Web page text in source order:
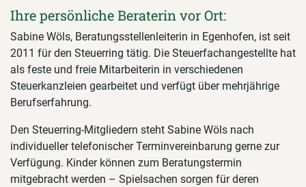
Ihre persönliche Beraterin vor Ort:
Sabine Wöls, Beratungsstellenleiterin in Egenhofen, ist seit
2011 für den Steuerring tätig. Die Steuerfachangestellte hat
als feste und freie Mitarbeiterin in verschiedenen
Steuerkanzleien gearbeitet und verfügt über mehrjährige
Berufserfahrung.
Den Steuerring-Mitgliedern steht Sabine Wöls nach
individueller telefonischer Terminvereinbarung gerne zur
Verfügung. Kinder können zum Beratungstermin
mitgebracht werden – Spielsachen sorgen für deren